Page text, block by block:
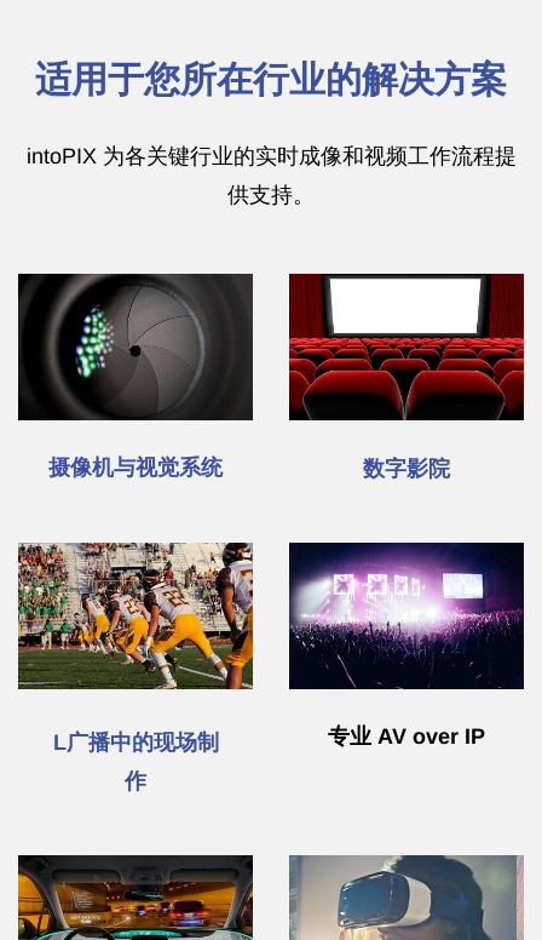
适用于您所在行业的解决方案
intoPIX 为各关键行业的实时成像和视频工作流程提
供支持。
摄像机与视觉系统 数字影院
L广播中的现场制
作
专业 AV over IP